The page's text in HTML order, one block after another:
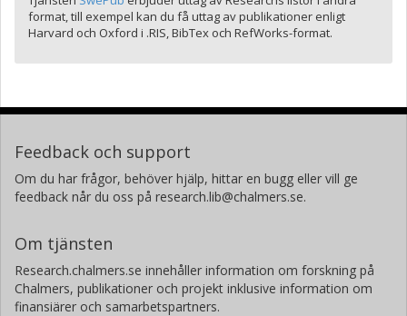
format, till exempel kan du få uttag av publikationer enligt
Harvard och Oxford i .RIS, BibTex och RefWorks-format.
Feedback och support
Om du har frågor, behöver hjälp, hittar en bugg eller vill ge
feedback når du oss på research.lib@chalmers.se.
Om tjänsten
Research.chalmers.se innehåller information om forskning på
Chalmers, publikationer och projekt inklusive information om
finansiärer och samarbetspartners.